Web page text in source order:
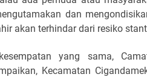
dan
akan terhindar dari resiko
yang sama,
Kecamatan